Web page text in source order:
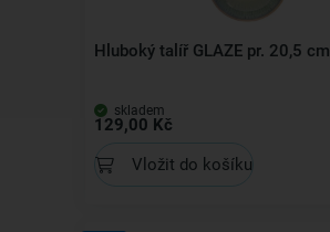
Hluboký talíř GLAZE pr. 20,5 cm
skladem
129,00 Kč
Vložit do košíku